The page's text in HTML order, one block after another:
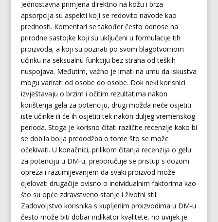
Jednostavna primjena direktno na kožu i brza
apsorpcija su aspekti koji se redovito navode kao
prednosti. Komentari se također često odnose na
prirodne sastojke koji su uključeni u formulacije tih
proizvoda, a koji su poznati po svom blagotvornom
učinku na seksualnu funkciju bez straha od teških
nuspojava. Međutim, važno je imati na umu da iskustva
mogu varirati od osobe do osobe. Dok neki korisnici
izvještavaju o brzim i očitim rezultatima nakon
korištenja gela za potenciju, drugi možda neće osjetiti
iste učinke ili će ih osjetiti tek nakon duljeg vremenskog
perioda. Stoga je korisno čitati različite recenzije kako bi
se dobila bolja predodžba o tome što se može
očekivati. U konačnici, prilikom čitanja recenzija o gelu
za potenciju u DM-u, preporučuje se pristup s dozom
opreza i razumijevanjem da svaki proizvod može
djelovati drugačije ovisno o individualnim faktorima kao
što su opće zdravstveno stanje i životni stil.
Zadovoljstvo korisnika s kupljenim proizvodima u DM-u
često može biti dobar indikator kvalitete, no uvijek je